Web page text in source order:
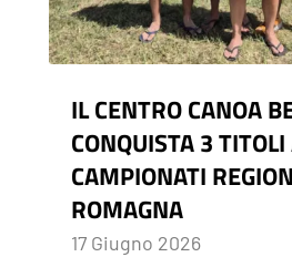
IL CENTRO CANOA
CONQUISTA 3
CAMPIONATI
ROMAGNA
17 Giugno 2026